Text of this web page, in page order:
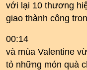
với lại 10 thương
giao thành công
00:14
và mùa Valentine
tỏ những món quà